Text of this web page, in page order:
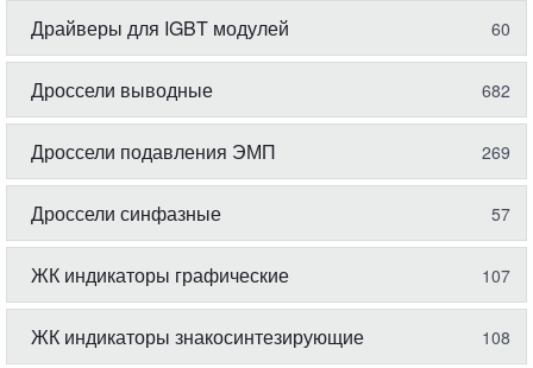
Драйверы для IGBT модулей 60
Дроссели выводные 682
Дроссели подавления ЭМП 269
Дроссели синфазные 57
ЖК индикаторы графические 107
ЖК индикаторы знакосинтезирующие 108